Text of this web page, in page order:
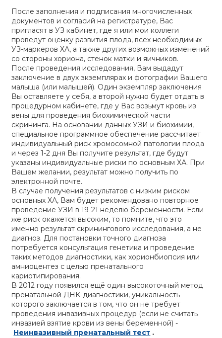
После заполнения и подписания многочисленных
документов и согласий на регистратуре, Вас
пригласят в УЗ кабинет, где я или мои коллеги
проведут оценку развития плода, всех необходимых
УЗ-маркеров ХА, а также других возможных изменений
со стороны хориона, стенок матки и яичников.
После проведения исследования, Вам выдадут
заключение в двух экземплярах и фотографии Вашего
малыша (или малышей). Один экземпляр заключения
Вы оставляете у себя, а второй нужно будет отдать в
процедурном кабинете, где у Вас возьмут кровь из
вены для проведения биохимической части
скрининга. На основании данных УЗИ и биохимии,
специальное программное обеспечение рассчитает
индивидуальный риск хромосомной патологии плода
и через 1-2 дня Вы получите результат, где будут
указаны индивидуальные риски по основным ХА. При
Вашем желании, результат можно получить по
электронной почте.
В случае получения результатов с низким риском
основных ХА, Вам будет рекомендовано повторное
проведение УЗИ в 19-21 неделю беременности. Если
же риск окажется высоким, то помните, что это
именно результат скринингового исследования, а не
диагноз. Для постановки точного диагноза
потребуется консультация генетика и проведение
таких методов диагностики, как хорионбиопсия или
амниоцентез с целью пренатального
кариотипирования.
В 2012 году появился ещё один высокоточный метод
пренатальной ДНК-диагностики, уникальность
которого заключается в том, что он не требует
проведения инвазивных процедур (если не считать
инвазией взятие крови из вены беременной) -
Неинвазивный пренатальный тест .